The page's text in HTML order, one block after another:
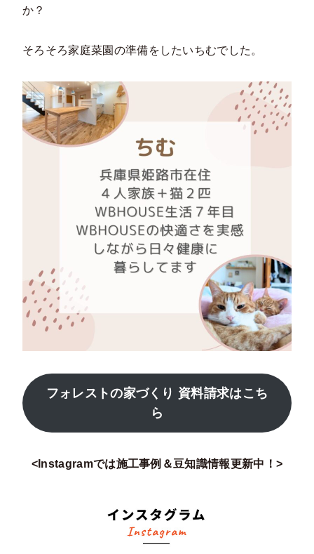
か？
そろそろ家庭菜園の準備をしたいちむでした。
フォレストの家づくり 資料請求はこち
ら
<Instagramでは施工事例＆豆知識情報更新中！>